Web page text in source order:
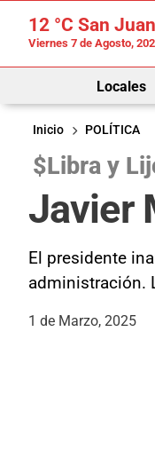
12 °C San Juan
Viernes 7 de Agosto,
Locales
Inicio
POLÍTICA
$Libra y
Javier
El presidente
administración.
1 de Marzo, 2025